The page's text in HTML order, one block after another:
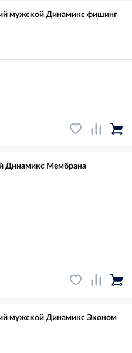
мужской Динамикс фишинг
Динамикс Мембрана
мужской Динамикс Эконом